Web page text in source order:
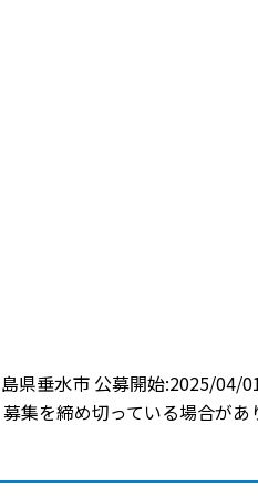
県垂水市 公募開始:2025/04/
集を締め切っている場合があ